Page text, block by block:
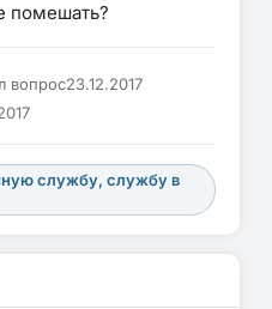
помешать?
вопрос23.12.2017
службу, службу в